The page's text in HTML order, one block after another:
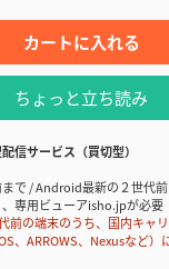
カートに入れる
ちょっと立ち読み
信サービス（買切型）
で / Android最新の２世代
専用ビューアisho.jpが必要
の端末のうち、国内キャ
、ARROWS、Nexusなど